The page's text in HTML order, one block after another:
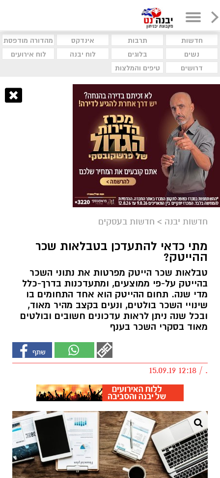
חדשות תרבות אינדקס
מהדורה מודפסת
נשים
בלוגים לוח יבנה
לוח אירועים
דרושים
טיפים והמלצות
חדשות יבנה > חדשות בעסקים
מתי כדאי להתעדכן בטבלאות שכר
ההייטק?
טבלאות שכר הייטק מפרטות את נתוני השכר
בהייטק על-פי ממוצעים, ומתעדכנות בדרך-כלל
מדי שנה. תחום ההייטק הוא אחד התחומים בו
שינויי השכר בולטים, ונעים בקצב מהיר מאוד,
ובכל שנה ניתן לראות עדכונים חשובים ובולטים
מאוד בסקרי השכר בענף
. / 12:18 15.09.19